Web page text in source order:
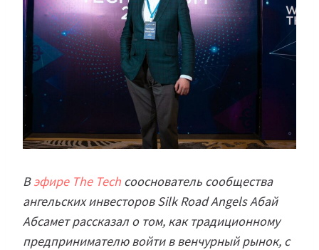
Вэфире The Tech сооснователь сообщества
ангельских инвесторов Silk Road Angels Абай
Абсамет рассказал о том, как традиционному
предпринимателю войти в венчурный рынок, с